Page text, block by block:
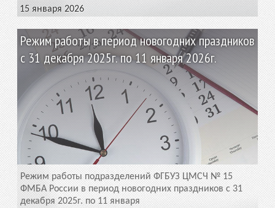
15 января 2026
Режим работы в период новогодних праздников
с 31 декабря 2025г. по 11 января 2026г.
Режим работы подразделений ФГБУЗ ЦМСЧ № 15
ФМБА России в период новогодних праздников с 31
декабря 2025г. по 11 января